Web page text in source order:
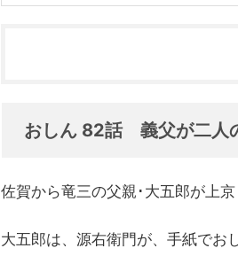
おしん 82話 義父が二人
佐賀から竜三の父親･大五郎が上京
大五郎は、源右衛門が、手紙でお